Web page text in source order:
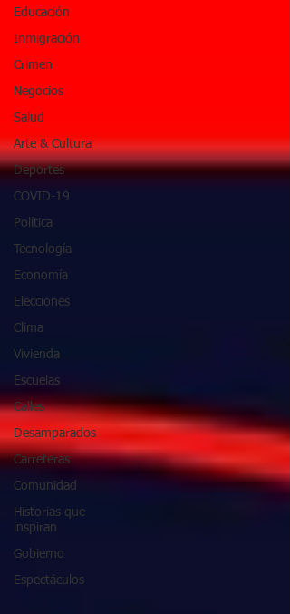
Educación
Inmigración
Crimen
Negocios
Salud
Arte & Cultura
Deportes
COVID-19
Política
Tecnología
Economía
Elecciones
Clima
Vivienda
Escuelas
Calles
Desamparados
Carreteras
Comunidad
Historias que
inspiran
Gobierno
Espectáculos